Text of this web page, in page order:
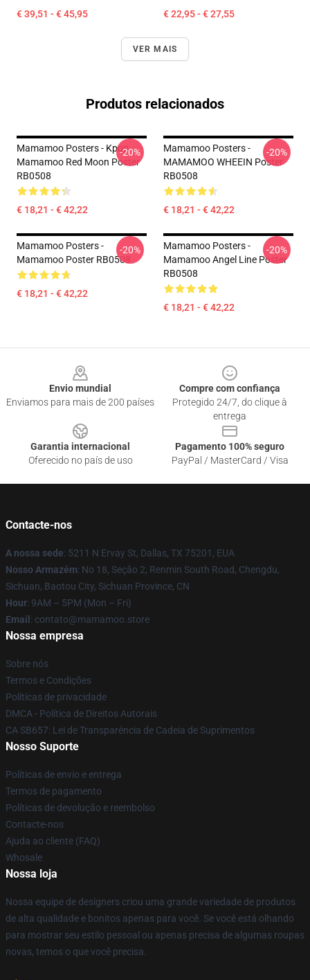
€ 39,51 - € 45,95 € 22,95 - € 27,55
VER MAIS
Produtos relacionados
Mamamoo Posters - Kpop
Mamamoo Red Moon Poster
RB0508
€ 18,21 - € 42,22
-20%
Mamamoo Posters -
MAMAMOO WHEEIN Poster
RB0508
€ 18,21 - € 42,22
-20%
Mamamoo Posters -
Mamamoo Poster RB0508
€ 18,21 - € 42,22
-20%
Mamamoo Posters -
Mamamoo Angel Line Poster
RB0508
€ 18,21 - € 42,22
-20%
Envio mundial
Enviamos para mais de 200 países
Compre com confiança
Protegido 24/7, do clique à
entrega
Garantia internacional
Oferecido no país de uso
Pagamento 100% seguro
PayPal / MasterCard / Visa
Contacte-nos
A nossa sede: 5211 N Ervay St, Dallas, TX 75201, EUA
Nosso Armazém: No 18, Seção 2, Renmin South Road, Chengdu,
Sichuan, Baotou City, Sichuan Province, CN
Hour: 9AM – 5PM (Mon – Fri)
Email : contato@mamamoo.store
Nossa empresa
Sobre nós
Termos e Condições
Políticas de privacidade
DMCA - Política de Direitos Autorais
CA SB657: Lei de Transparência de Cadeia de Suprimentos
Nosso Suporte
Políticas de envio e entrega
Termos de pagamento
Políticas de devolução e reembolso
Contacte-nos
Ajuda ao cliente (FAQ)
Whosale
Nossa loja
Nossa equipe de designers criou uma grande variedade de produtos
de alta qualidade e bonitos apenas para você. Se você está olhando
para mostrar seu estilo pessoal ou apenas precisa de algumas roupas
novas, temos o que você precisa.